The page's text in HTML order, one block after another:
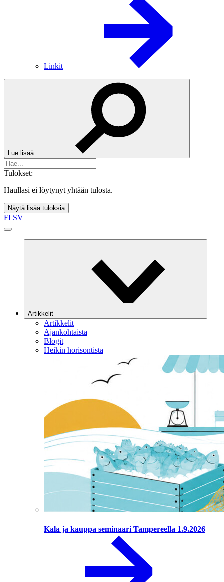
Linkit
Lue lisää
Tulokset:
Haullasi ei löytynyt yhtään tulosta.
Näytä lisää tuloksia
FI SV
Artikkelit
Artikkelit
Ajankohtaista
Blogit
Heikin horisontista
Kala ja kauppa seminaari Tampereella 1.9.2026